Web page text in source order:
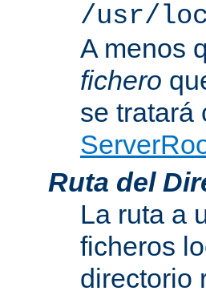
/usr/
A menos
fichero
se tratará
Ruta del
La ruta a
ficheros
directorio